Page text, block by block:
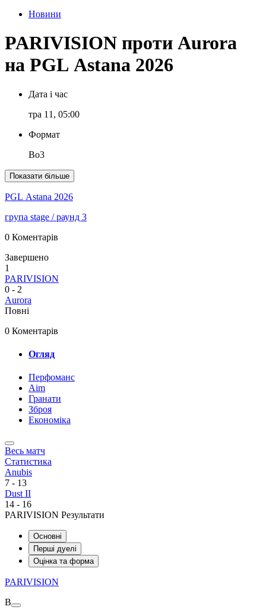
Новини
PARIVISION проти Aurora
на PGL Astana 2026
Дата і час
тра 11, 05:00
Формат
Bo3
Показати більше
PGL Astana 2026
група stage / раунд 3
0 Коментарів
Завершено
1
PARIVISION
0 - 2
Aurora
Повні
0 Коментарів
Огляд
Перфоманс
Aim
Гранати
Зброя
Економіка
Весь матч
Статистика
Anubis
7 - 13
Dust II
14 - 16
PARIVISION Результати
Основні
Перші дуелі
Оцінка та форма
PARIVISION
В